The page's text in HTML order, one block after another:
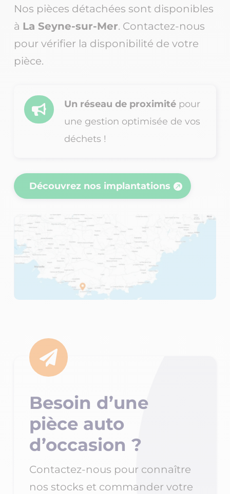
Nos pièces détachées sont disponibles
à La Seyne-sur-Mer. Contactez-nous
pour vérifier la disponibilité de votre
pièce.
 Un réseau de proximité pour
une gestion optimisée de vos
déchets !
Découvrez nos implantations

Besoin d’une
pièce auto
d’occasion ?
Contactez-nous pour connaître
nos stocks et commander votre